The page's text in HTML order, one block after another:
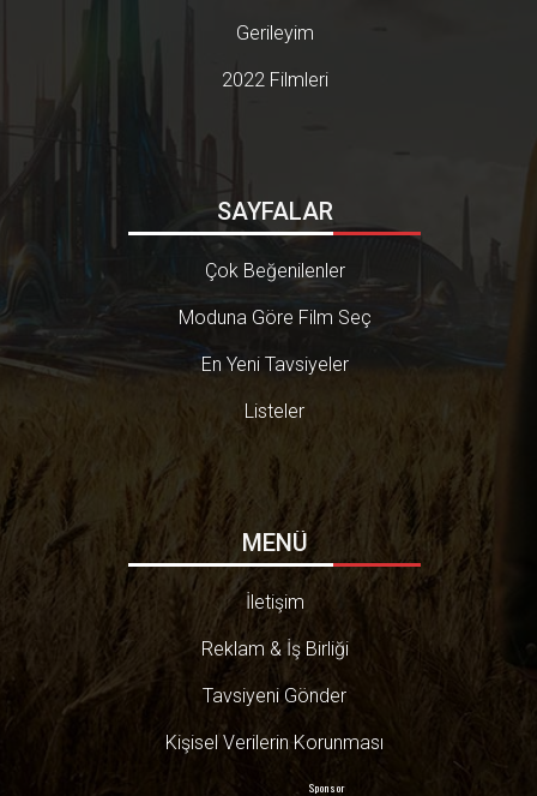
Gerileyim
2022 Filmleri
SAYFALAR
Çok Beğenilenler
Moduna Göre Film Seç
En Yeni Tavsiyeler
Listeler
MENÜ
İletişim
Reklam & İş Birliği
Tavsiyeni Gönder
Kişisel Verilerin Korunması
Sponsor